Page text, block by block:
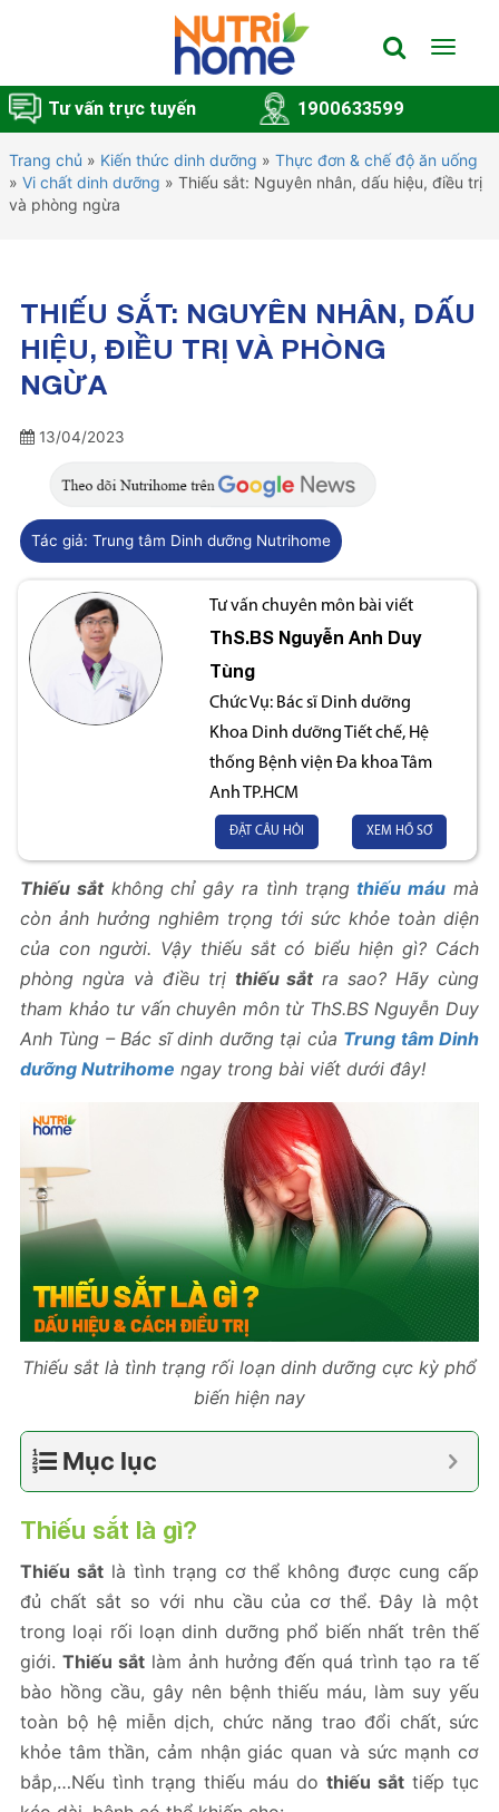
Toggle
Tư vấn trực tuyến 1900633599
Trang chủ » Kiến thức dinh dưỡng » Thực đơn & chế độ ăn uống
» Vi chất dinh dưỡng » Thiếu sắt: Nguyên nhân, dấu hiệu, điều trị
và phòng ngừa
THIẾU SẮT: NGUYÊN NHÂN, DẤU
HIỆU, ĐIỀU TRỊ VÀ PHÒNG
NGỪA
13/04/2023
Tác giả: Trung tâm Dinh dưỡng Nutrihome
Tư vấn chuyên môn bài viết
ThS.BS Nguyễn Anh Duy
Tùng
Chức Vụ: Bác sĩ Dinh dưỡng
Khoa Dinh dưỡng Tiết chế, Hệ
thống Bệnh viện Đa khoa Tâm
Anh TP.HCM
ĐẶT CÂU HỎI XEM HỒ SƠ
Thiếu sắtkhông chỉ gây ra tình trạngthiếu máu mà
còn ảnh hưởng nghiêm trọng tới sức khỏe toàn diện
của con người. Vậy thiếu sắt có biểu hiện gì? Cách
phòng ngừa và điều trị thiếu sắtra sao? Hãy cùng
tham khảo tư vấn chuyên môn từ ThS.BS Nguyễn Duy
Anh Tùng – Bác sĩ dinh dưỡng tại của Trung tâm Dinh
dưỡng Nutrihome ngay trong bài viết dưới đây!
Thiếu sắt là tình trạng rối loạn dinh dưỡng cực kỳ phổ
biến hiện nay
Mục lục
Thiếu sắt là gì?
Thiếu sắtlà tình trạng cơ thể không được cung cấp
đủ chất sắt so với nhu cầu của cơ thể. Đây là một
trong loại rối loạn dinh dưỡng phổ biến nhất trên thế
giới. Thiếu sắtlàm ảnh hưởng đến quá trình tạo ra tế
bào hồng cầu, gây nên bệnh thiếu máu, làm suy yếu
toàn bộ hệ miễn dịch, chức năng trao đổi chất, sức
khỏe tâm thần, cảm nhận giác quan và sức mạnh cơ
bắp,…Nếu tình trạng thiếu máu do thiếu sắt tiếp tục